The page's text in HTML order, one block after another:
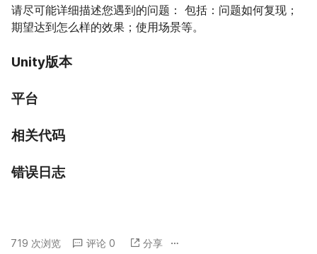
请尽可能详细描述您遇到的问题： 包括：问题如何复现；
期望达到怎么样的效果；使用场景等。
Unity版本
平台
相关代码
错误日志
719 次浏览 评论 0 分享